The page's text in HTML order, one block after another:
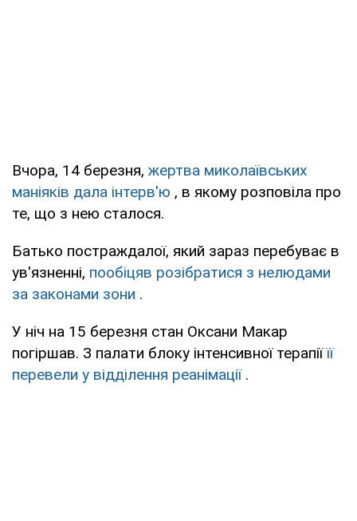
Вчора, 14 березня, жертва миколаївських
маніяків дала інтерв'ю , в якому розповіла про
те, що з нею сталося.
Батько постраждалої, який зараз перебуває в
ув'язненні, пообіцяв розібратися з нелюдами
за законами зони .
У ніч на 15 березня стан Оксани Макар
погіршав. З палати блоку інтенсивної терапіїїї
перевели у відділення реанімації.